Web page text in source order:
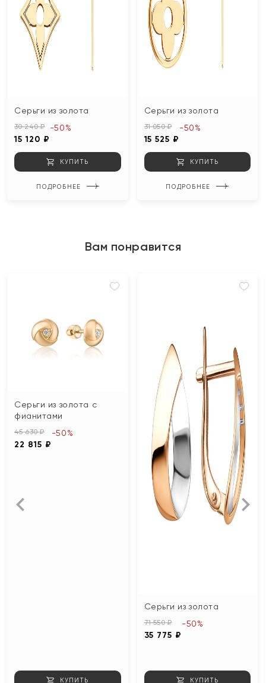
Серьги из золота
30 240 ₽
15 120 ₽
-50%
КУПИТЬ
ПОДРОБНЕЕ
Серьги из золота
31 050 ₽
15 525 ₽
-50%
КУПИТЬ
ПОДРОБНЕЕ
Вам понравится
Серьги из золота с
фианитами
45 630 ₽
22 815 ₽
-50%
КУПИТЬ
Серьги из золота
71 550 ₽
35 775 ₽
-50%
КУПИТЬ